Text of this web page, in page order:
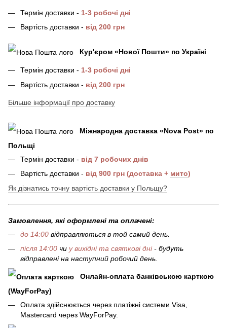
Термін доставки - 1-3 робочі дні
Вартість доставки - від 200 грн
Кур'єром «Нової Пошти» по Україні
Термін доставки - 1-3 робочі дні
Вартість доставки - від 200 грн
Більше інформації про доставку
Міжнародна доставка «Nova Post» по
Польщі
Термін доставки - від 7 робочих днів
Вартість доставки - від 900 грн (доставка + мито)
Як дізнатись точну вартість доставки у Польщу?
Замовлення, які оформлені та оплачені:
до 14:00 відправляються в той самий день.
після 14:00 чи у вихідні та святкові дні- будуть
відправлені на наступний робочий день.
Онлайн-оплата банківською карткою
(WayForPay)
Оплата здійснюється через платіжні системи Visa,
Mastercard через WayForPay.